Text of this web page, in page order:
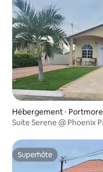
Hébergement ⋅ Portmore
Superhôte
Superhôte